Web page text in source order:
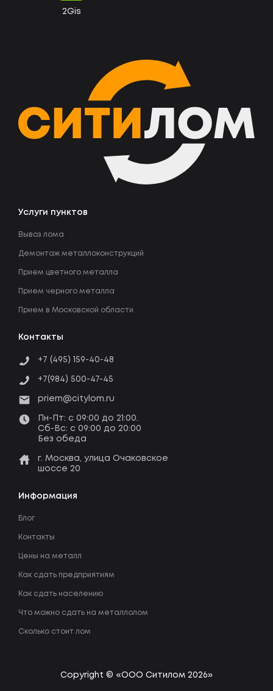
2Gis
Контакты
+7 (495) 159-40-48
+7(984) 500-47-45
priem@citylom.ru
Пн-Пт: c 09:00 до 21:00.
Сб-Вс: c 09:00 до 20:00
Без обеда
г. Москва, улица Очаковское
шоссе 20
Услуги пунктов
Вывоз лома
Демонтаж металлоконструкций
Прием цветного металла
Прием черного металла
Прием в Московской области
Информация
Блог
Контакты
Цены на металл
Как сдать предприятиям
Как сдать населению
Что можно сдать на металлолом
Сколько стоит лом
Copyright © «ООО Ситилом 2026»